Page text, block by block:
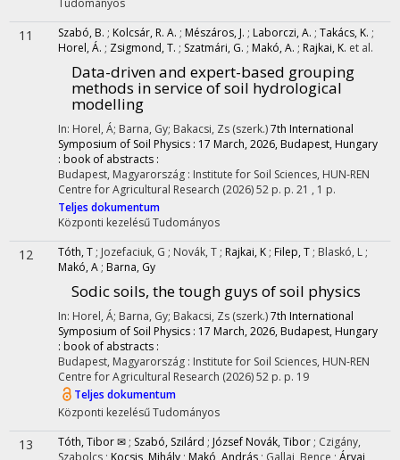
Tudományos
11 Szabó, B. ; Kolcsár, R. A. ; Mészáros, J. ; Laborczi, A. ; Takács, K. ;
Horel, Á. ; Zsigmond, T. ; Szatmári, G. ; Makó, A. ; Rajkai, K. et al.
Data-driven and expert-based grouping
methods in service of soil hydrological
modelling
In: Horel, Á; Barna, Gy; Bakacsi, Zs (szerk.)7th International
Symposium of Soil Physics : 17 March, 2026, Budapest, Hungary
: book of abstracts :
Budapest, Magyarország : Institute for Soil Sciences, HUN-REN
Centre for Agricultural Research (2026)52 p. p. 21 , 1 p.
Teljes dokumentum
Központi kezelésűTudományos
12 Tóth, T ; Jozefaciuk, G ; Novák, T ; Rajkai, K ; Filep, T ; Blaskó, L ;
Makó, A ; Barna, Gy
Sodic soils, the tough guys of soil physics
In: Horel, Á; Barna, Gy; Bakacsi, Zs (szerk.)7th International
Symposium of Soil Physics : 17 March, 2026, Budapest, Hungary
: book of abstracts :
Budapest, Magyarország : Institute for Soil Sciences, HUN-REN
Centre for Agricultural Research (2026)52 p. p. 19
Teljes dokumentum
Központi kezelésűTudományos
13 Tóth, Tibor ✉ ; Szabó, Szilárd ; József Novák, Tibor ; Czigány,
Szabolcs ; Kocsis, Mihály ; Makó, András ; Gallai, Bence ; Árvai,